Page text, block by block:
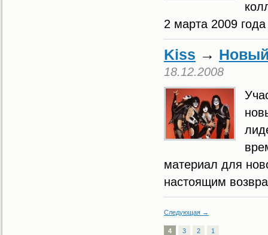
2 марта 2009
Kiss →
18.12.2008
материал для
настоящим
Следующая →
4 3 2 1